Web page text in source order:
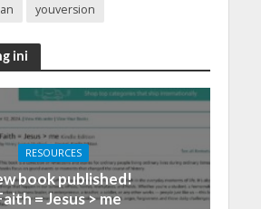
youversion
ini
RESOURCES
book published!
= Jesus > me